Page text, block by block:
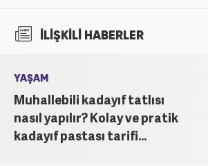
İLİŞKİLİ HABERLER
YAŞAM
Muhallebili kadayıf tatlısı
nasıl yapılır? Kolay ve pratik
kadayıf pastası tarifi...